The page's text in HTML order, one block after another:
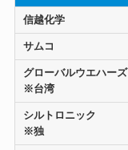
信越化学
サムコ
グローバルウエハーズ
※台湾
シルトロニック
※独